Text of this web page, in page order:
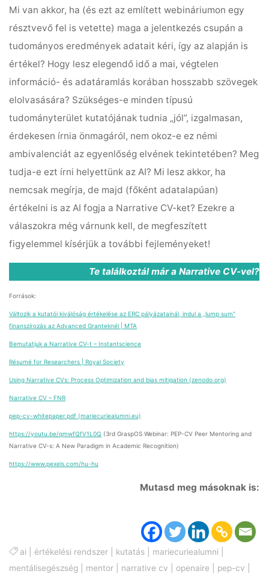
Mi van akkor, ha (és ezt az említett webináriumon egy
résztvevő fel is vetette) maga a jelentkezés csupán a
tudományos eredmények adatait kéri, így az alapján is
értékel? Hogy lesz elegendő idő a mai, végtelen
információ- és adatáramlás korában hosszabb szövegek
elolvasására? Szükséges-e minden típusú
tudományterület kutatójának tudnia „jól”, izgalmasan,
érdekesen írnia önmagáról, nem okoz-e ez némi
ambivalenciát az egyenlőség elvének tekintetében? Meg
tudja-e ezt írni helyettünk az AI? Mi lesz akkor, ha
nemcsak megírja, de majd (főként adatalapúan)
értékelni is az AI fogja a Narrative CV-ket? Ezekre a
válaszokra még várnunk kell, de megfeszített
figyelemmel kísérjük a további fejleményeket!
Te találkoztál már a Narrative CV-vel?
Források:
Változik a kutatói kiválóság értékelése az ERC pályázatainál, indul a „lump sum”
finanszírozás az Advanced Granteknél | MTA
Bemutatjuk a Narrative CV-t – Instantscience
Résumé for Researchers | Royal Society
Using Narrative CVs: Process Optimization and bias mitigation (zenodo.org)
Narrative CV – FNR
pep-cv-whitepaper.pdf (mariecuriealumni.eu)
https://youtu.be/qmwfQfV1L0Q (3rd GraspOS Webinar: PEP-CV Peer Mentoring and
Narrative CV-s: A New Paradigm in Academic Recognition)
https://www.pexels.com/hu-hu
Mutasd meg másoknak is:
ai értékelési rendszer kutatás mariecuriealumni
mentálisegészség
mentor narrative cv openaire pep-cv